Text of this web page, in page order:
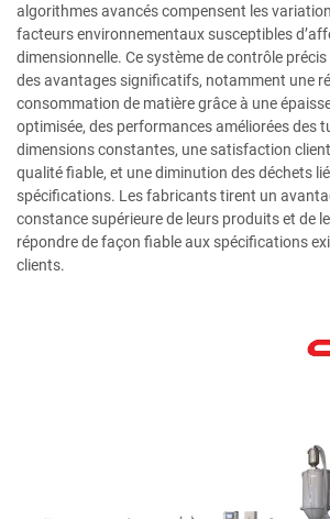
algorithmes avancés compensent les
facteurs environnementaux susceptibles
dimensionnelle. Ce système de contrôle
des avantages significatifs, notamment une
consommation de matière grâce à une
optimisée, des performances améliorées des
dimensions constantes, une satisfaction
qualité fiable, et une diminution des déchets
spécifications. Les fabricants tirent un
constance supérieure de leurs produits et de
répondre de façon fiable aux spécifications
clients.